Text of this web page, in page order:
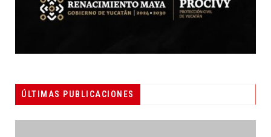
ÚLTIMAS PUBLICACIONES